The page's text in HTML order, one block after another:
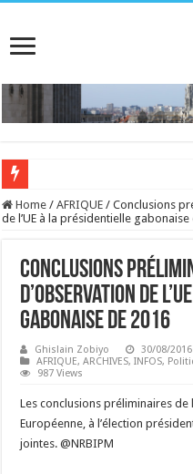
Home / AFRIQUE / Conclusions
de l’UE à la présidentielle gabonaise
Conclusions
d’observation de
gabonaise de 2016
Ghislain Zobiyo
30/08/2016
AFRIQUE,ARCHIVES,INFOS,
987 Views
Les conclusions préliminaires de
Européenne, à l’élection
jointes. @NRBIPM